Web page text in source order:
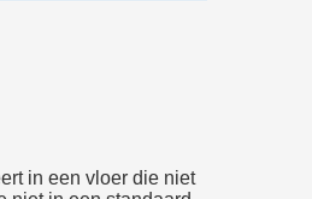
in een vloer die niet